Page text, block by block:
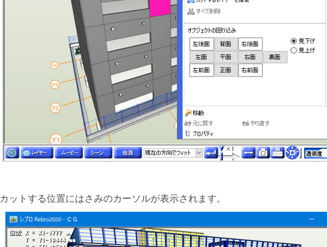
カットする位置にはさみのカーソルが表示されます。